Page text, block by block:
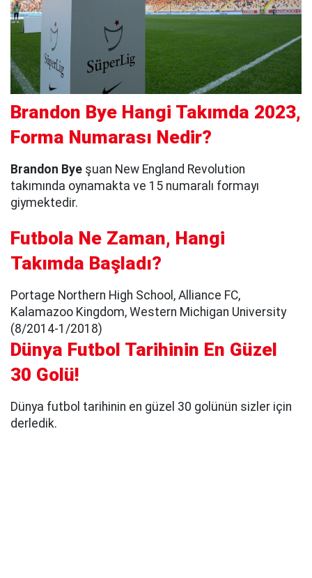
Brandon Bye Hangi Takımda 2023,
Forma Numarası Nedir?
Brandon Bye şuan New England Revolution
takımında oynamakta ve 15 numaralı formayı
giymektedir.
Futbola Ne Zaman, Hangi
Takımda Başladı?
Portage Northern High School, Alliance FC,
Kalamazoo Kingdom, Western Michigan University
(8/2014-1/2018)
Dünya Futbol Tarihinin En Güzel
30 Golü!
Dünya futbol tarihinin en güzel 30 golünün sizler için
derledik.